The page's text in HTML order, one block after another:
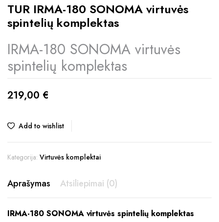
TUR IRMA-180 SONOMA virtuvės
spintelių komplektas
IRMA-180 SONOMA virtuvės
spintelių komplektas
219,00 €
Add to wishlist
Kategorija: Virtuvės komplektai
Aprašymas Atsiliepimai (0)
IRMA-180 SONOMA virtuvės spintelių komplektas